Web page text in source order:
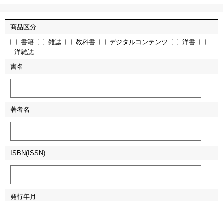
商品区分
書籍 雑誌 教科書 デジタルコンテンツ
洋書
洋雑誌
書名
著者名
ISBN(ISSN)
発行年月